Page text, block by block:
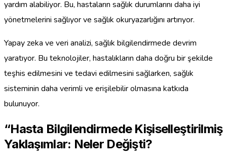
yardım alabiliyor. Bu, hastaların sağlık durumlarını daha iyi
yönetmelerini sağlıyor ve sağlık okuryazarlığını artırıyor.
Yapay zeka ve veri analizi, sağlık bilgilendirmede devrim
yaratıyor. Bu teknolojiler, hastalıkların daha doğru bir şekilde
teşhis edilmesini ve tedavi edilmesini sağlarken, sağlık
sisteminin daha verimli ve erişilebilir olmasına katkıda
bulunuyor.
“Hasta Bilgilendirmede Kişiselleştirilmiş
Yaklaşımlar: Neler Değişti?